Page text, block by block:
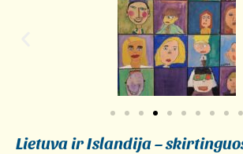
Lietuva ir Islandija –